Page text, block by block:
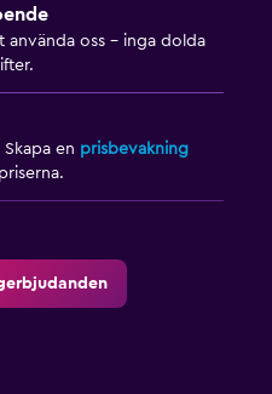
använda oss – inga dolda
en prisbevakning